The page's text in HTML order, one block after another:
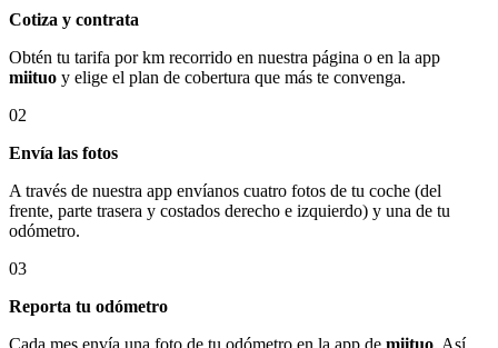
Cotiza y contrata
Obtén tu tarifa por km recorrido en nuestra página o en la app
miituo y elige el plan de cobertura que más te convenga.
02
Envía las fotos
A través de nuestra app envíanos cuatro fotos de tu coche (del
frente, parte trasera y costados derecho e izquierdo) y una de tu
odómetro.
03
Reporta tu odómetro
Cada mes envía una foto de tu odómetro en la app de miituo. Así